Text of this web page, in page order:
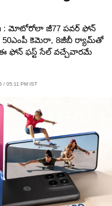
: మోటోరోలా జీ77 పవర్ ఫోన్
50ఎంపీ కెమెరా, 8జీబీ ర్యామ్‌తో
ఫోన్ ఫస్ట్ సేల్ వచ్చేవారమే
/ 05:11 PM IST